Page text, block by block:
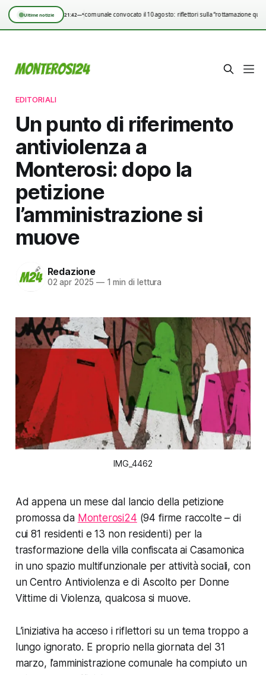
Ultime notizie 21:42—°
Consiglio comunale convocato il 10 agosto: riflettori sulla “rottamazione
EDITORIALI
Un punto di riferimento
antiviolenza a
Monterosi: dopo la
petizione
l’amministrazione si
muove
Redazione
02 apr 2025 —1 min di lettura
IMG_4462
Ad appena un mese dal lancio della petizione
promossa da Monterosi24 (94 firme raccolte – di
cui 81 residenti e 13 non residenti) per la
trasformazione della villa confiscata ai Casamonica
in uno spazio multifunzionale per attività sociali, con
un Centro Antiviolenza e di Ascolto per Donne
Vittime di Violenza, qualcosa si muove.
L’iniziativa ha acceso i riflettori su un tema troppo a
lungo ignorato. E proprio nella giornata del 31
marzo, l’amministrazione comunale ha compiuto un